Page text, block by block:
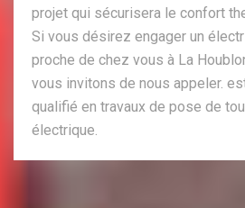
projet qui sécurisera le confort
Si vous désirez engager un
proche de chez vous à La
vous invitons de nous appeler.
qualifié en travaux de pose de
électrique.